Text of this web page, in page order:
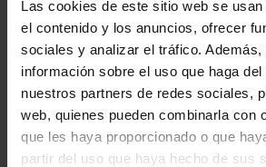
Las cookies de este sitio web se
el contenido y los anuncios, ofrecer
sociales y analizar el tráfico. Además,
información sobre el uso que haga
nuestros partners de redes sociales,
web, quienes pueden combinarla con
que les haya proporcionado o que
partir del uso que haya hecho de sus
refuerzo en la lona, estas puertas son
Accesos exteriores de grandes
Zonas con entradas y salidas
Instalaciones logísticas e
actividad